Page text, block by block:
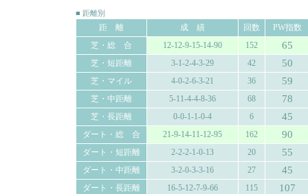
■ 距離別
距 離 成 績 回数
PW指数
芝・総 合
12-12-9-15-14-90 152 65
芝・短距離 3-1-2-4-3-29 42 50
芝・マイル 4-0-2-6-3-21 36 59
芝・中距離 5-11-4-4-8-36 68 78
芝・長距離 0-0-1-1-0-4 6 45
ダート・総 合 21-9-14-11-12-95 162 90
ダート・短距離 2-2-2-1-0-13 20 55
ダート・中距離 3-2-0-3-3-16 27 45
ダート・長距離 16-5-12-7-9-66 115 107